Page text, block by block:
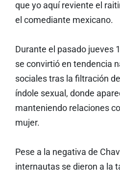
que yo aquí reviente el
el comediante mexicano.
Durante el pasado jueves
se convirtió en tendencia
sociales tras la filtración
índole sexual, donde
manteniendo relaciones
mujer.
Pese a la negativa de
internautas se dieron a la